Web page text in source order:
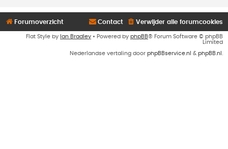
Forumoverzicht Verwijder alle forumcookies
Contact
Flat Style by Ian Bradley • Powered by phpBB® Forum Software © phpBB
Limited
Nederlandse vertaling door phpBBservice.nl & phpBB.nl